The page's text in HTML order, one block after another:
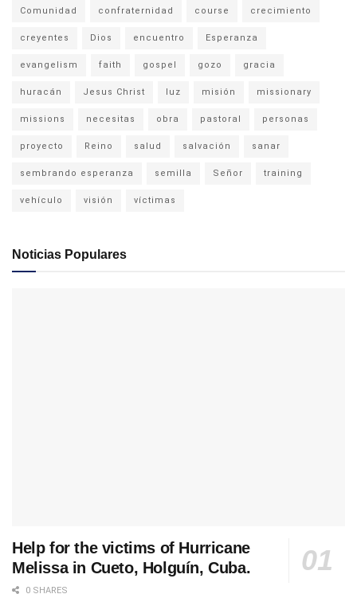
Comunidad confraternidad course crecimiento
creyentes Dios encuentro Esperanza
evangelism faith gospel gozo gracia
huracán Jesus Christ luz misión missionary
missions necesitas obra pastoral personas
proyecto Reino salud salvación sanar
sembrando esperanza semilla Señor training
vehículo visión víctimas
Noticias Populares
Help for the victims of Hurricane
Melissa in Cueto, Holguín, Cuba.
0 SHARES